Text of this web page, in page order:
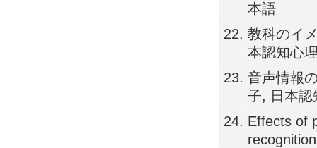
本語
教科のイ
本認知心
音声情報
子, 日本認
Effects of